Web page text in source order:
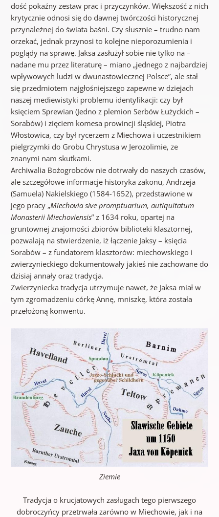
dość pokaźny zestaw prac i przyczynków. Większość z nich
krytycznie odnosi się do dawnej twórczości historycznej
przynależnej do świata baśni. Czy słusznie – trudno nam
orzekać, jednak przynosi to kolejne nieporozumienia i
poglądy na sprawę. Jaksa zasłużył sobie nie tylko na –
nadane mu przez literaturę – miano „jednego z najbardziej
wpływowych ludzi w dwunastowiecznej Polsce”, ale stał
się przedmiotem najgłośniejszego zapewne w dziejach
naszej mediewistyki problemu identyfikacji: czy był
księciem Sprewian (Jedno z plemion Serbów Łużyckich –
Sorabów) i zięciem komesa prowincji śląskiej, Piotra
Włostowica, czy był rycerzem z Miechowa i uczestnikiem
pielgrzymki do Grobu Chrystusa w Jerozolimie, ze
znanymi nam skutkami.
Archiwalia Bożogrobców nie dotrwały do naszych czasów,
ale szczegółowe informacje historyka zakonu, Andrzeja
(Samuela) Nakielskiego (1584-1652), przedstawione w
jego pracy „Miechovia sive promptuarium, autiquitatum
Monasterii Miechoviensis” z 1634 roku, opartej na
gruntownej znajomości zbiorów biblioteki klasztornej,
pozwalają na stwierdzenie, iż łączenie Jaksy – księcia
Sorabów – z fundatorem klasztorów: miechowskiego i
zwierzynieckiego dokumentowały jakieś nie zachowane do
dzisiaj annały oraz tradycja.
Zwierzyniecka tradycja utrzymuje nawet, że Jaksa miał w
tym zgromadzeniu córkę Annę, mniszkę, która została
przełożoną konwentu.
Ziemie
Tradycja o krucjatowych zasługach tego pierwszego
dobroczyńcy przetrwała zarówno w Miechowie, jak i na